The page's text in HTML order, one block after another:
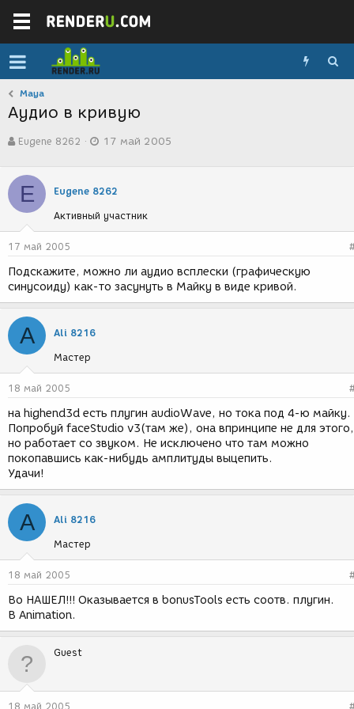
Maya
Аудио в кривую
в
о
р
т
е
м
ы
Eugene 8262
а
с
з
д
и
я
17 май 2005
E Eugene 8262
Активный участник
17 май 2005
Подскажите, можно ли аудио всплески (графическую
синусоиду) как-то засунуть в Майку в виде кривой.
A Ali 8216
Мастер
18 май 2005
на highend3d есть плугин audioWave, но тока под 4-ю майку.
Попробуй faceStudio v3(там же), она впринципе не для этого,
но работает со звуком. Не исключено что там можно
покопавшись как-нибудь амплитуды выцепить.
Удачи!
A Ali 8216
Мастер
18 май 2005
Во НАШЕЛ!!! Оказывается в bonusTools есть соотв. плугин.
В Animation.
Guest
18 май 2005